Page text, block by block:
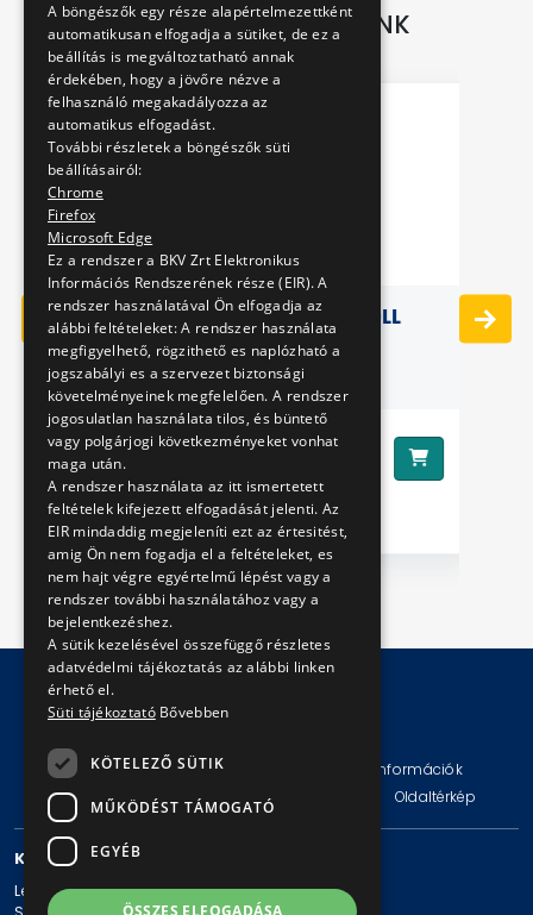
TOVÁBBI AJÁNLATAINK
ÉRINTŐKÉPERNYŐS TOLL
Ár:790 Ft
Impresszum Jogi nyilatkozat
Technikai információk
Adatvédelmi politika és tájékoztatások
Oldaltérkép
KAPCSOLAT
Levelezési cím: 1980 Budapest, Pf. 11.
A böngészők egy része alapértelmezettként
automatikusan elfogadja a sütiket, de ez a
beállítás is megváltoztatható annak
érdekében, hogy a jövőre nézve a
felhasználó megakadályozza az
automatikus elfogadást.
További részletek a böngészők süti
beállításairól:
Chrome
Firefox
Microsoft Edge
Ez a rendszer a BKV Zrt Elektronikus
Információs Rendszerének része (EIR). A
rendszer használatával Ön elfogadja az
alábbi feltételeket: A rendszer használata
megfigyelhető, rögzithető es naplózható a
jogszabályi es a szervezet biztonsági
követelményeinek megfelelően. A rendszer
jogosulatlan használata tilos, és büntető
vagy polgárjogi következményeket vonhat
maga után.
A rendszer használata az itt ismertetett
feltételek kifejezett elfogadását jelenti. Az
EIR mindaddig megjeleníti ezt az értesitést,
amig Ön nem fogadja el a feltételeket, es
nem hajt végre egyértelmű lépést vagy a
rendszer további használatához vagy a
bejelentkezéshez.
A sütik kezelésével összefüggő részletes
adatvédelmi tájékoztatás az alábbi linken
érhető el.
Süti tájékoztató Bővebben
KÖTELEZŐ SÜTIK
MŰKÖDÉST TÁMOGATÓ
EGYÉB
ÖSSZES ELFOGADÁSA